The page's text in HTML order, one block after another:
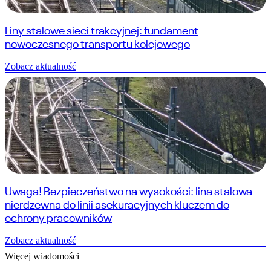
Liny stalowe sieci trakcyjnej: fundament
nowoczesnego transportu kolejowego
Zobacz aktualność
Uwaga! Bezpieczeństwo na wysokości: lina stalowa
nierdzewna do linii asekuracyjnych kluczem do
ochrony pracowników
Zobacz aktualność
Więcej wiadomości